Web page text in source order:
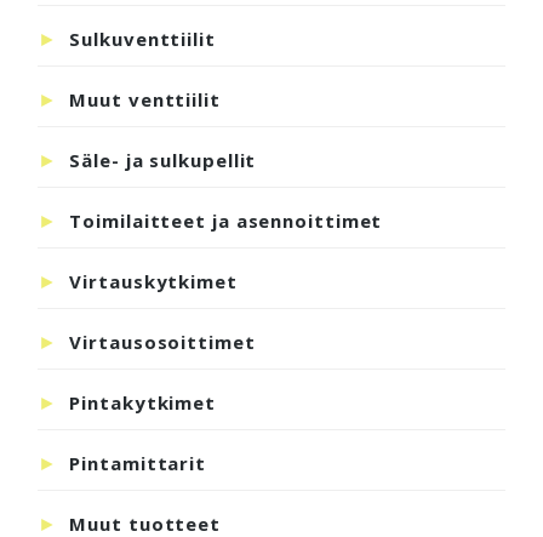
Sulkuventtiilit
Muut venttiilit
Säle- ja sulkupellit
Toimilaitteet ja asennoittimet
Virtauskytkimet
Virtausosoittimet
Pintakytkimet
Pintamittarit
Muut tuotteet